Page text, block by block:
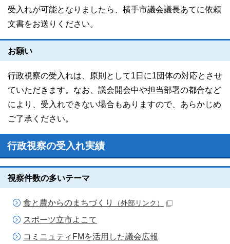
受入れが可能となりましたら、横手市議会議長あてに依頼
文書をお送りください。
お願い
行政視察の受入れは、原則として1日に1団体の対応とさせ
ていただきます。なお、議会開会中や担当部署の都合など
により、受入れできない場合もありますので、あらかじめ
ご了承ください。
行政視察の受入れ実績
視察件数の多いテーマ
食と農からのまちづくり （外部リンク）
スポーツ立市よこて
コミニュティFMを活用した議会広報